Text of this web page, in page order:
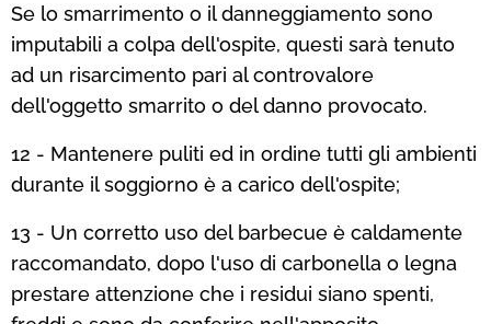
Se lo smarrimento o il danneggiamento sono
imputabili a colpa dell'ospite, questi sarà tenuto
ad un risarcimento pari al controvalore
dell'oggetto smarrito o del danno provocato.
12 - Mantenere puliti ed in ordine tutti gli ambienti
durante il soggiorno è a carico dell'ospite;
13 - Un corretto uso del barbecue è caldamente
raccomandato, dopo l'uso di carbonella o legna
prestare attenzione che i residui siano spenti,